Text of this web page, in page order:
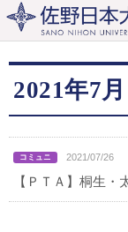
2021年7月
2021/07/26
【ＰＴＡ】桐生